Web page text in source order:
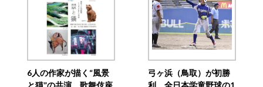
6人の作家が描く“風景
弓ヶ浜（鳥取）が初勝